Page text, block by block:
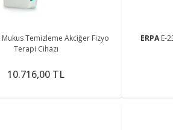
Mukus Temizleme Akciğer Fizyo
Terapi Cihazı
10.716,00 TL
ERPAE-